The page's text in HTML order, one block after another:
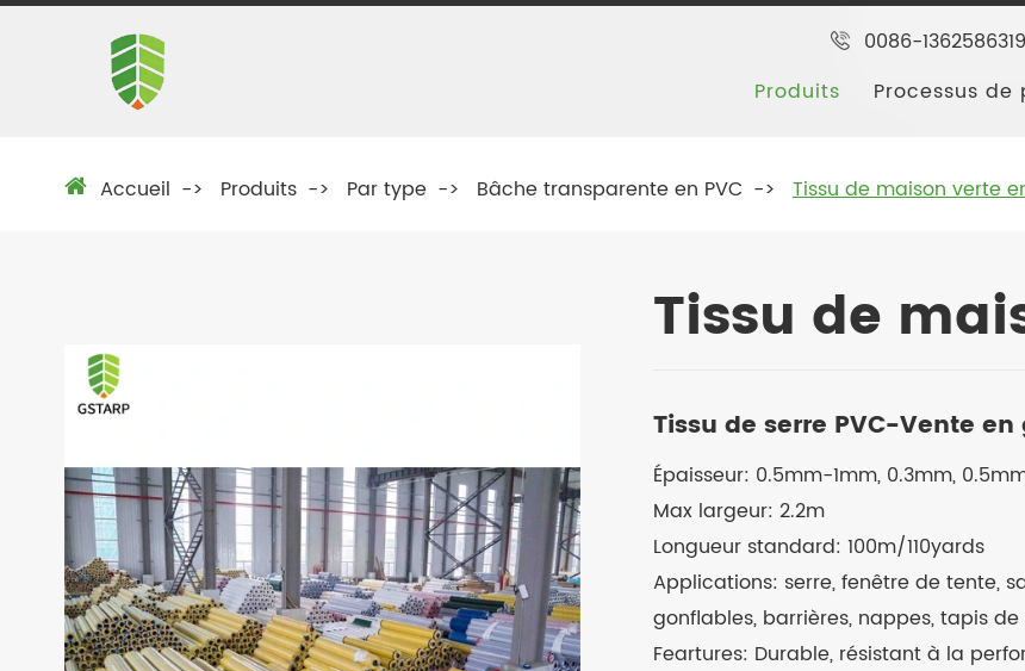
0086-
Produits
Processus
Accueil Produits Par type Bâche transparente en PVC Tissu de maison verte
Tissu de
Tissu de serre PVC-Vente
Épaisseur: 0.5mm-1mm, 0.3mm,
Max largeur: 2.2m
Longueur standard: 100m/110yards
Applications: serre, fenêtre de tente,
gonflables, barrières, nappes, tapis de
Feartures: Durable, résistant à la